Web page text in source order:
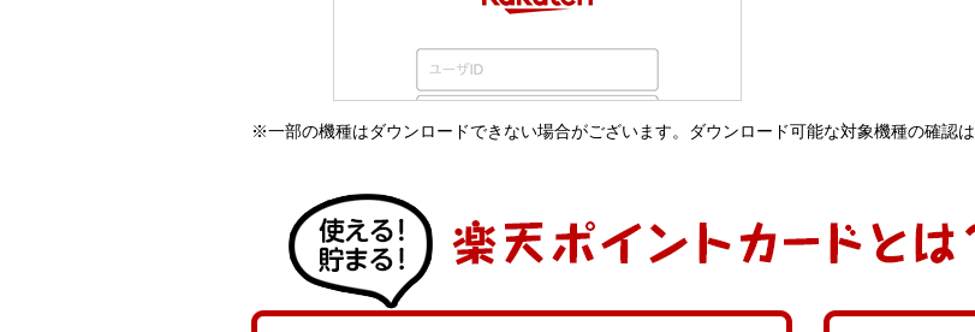
※一部の機種はダウンロードできない場合がございます。ダウンロード可能な対象機種の確認は